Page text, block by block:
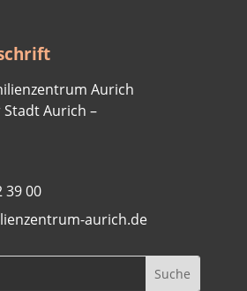
Aurich
Aurich –
39 00
aurich.de